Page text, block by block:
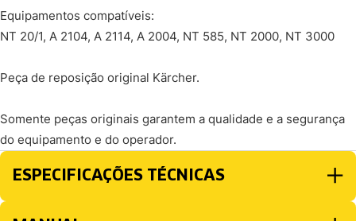
Equipamentos compatíveis:
NT 20/1, A 2104, A 2114, A 2004, NT 585, NT 2000, NT 3000
Peça de reposição original Kärcher.
Somente peças originais garantem a qualidade e a segurança
do equipamento e do operador.
ESPECIFICAÇÕES TÉCNICAS